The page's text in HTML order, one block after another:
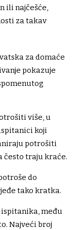
ili najčešće,
za takav
za domaće
pokazuje
više, u
koji
potrošiti
često traju kraće.
do
tako kratka.
ispitanika, među
Najveći broj